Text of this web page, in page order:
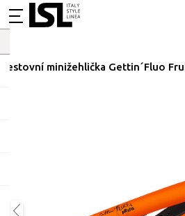
Cestovní minižehlička Gettin´Fluo